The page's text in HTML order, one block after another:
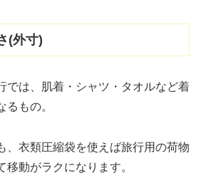
(外寸)
では、肌着・シャツ・タオルなど着
るもの。
、衣類圧縮袋を使えば旅行用の荷物
移動がラクになります。